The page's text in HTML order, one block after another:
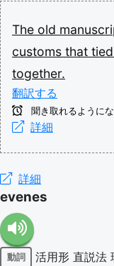
The old
customs that tied
together.
翻訳する
聞き取れるように
詳細
詳細
evenes
動詞 活用形 直説法